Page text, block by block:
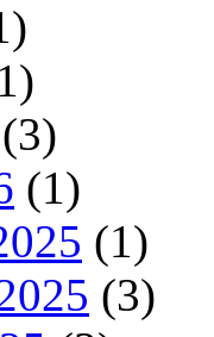
(3)
(1)
(1)
(3)